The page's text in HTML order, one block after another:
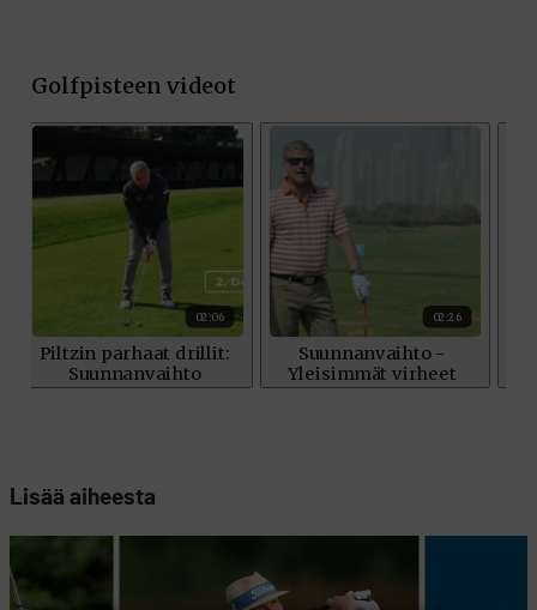
Lisää aiheesta